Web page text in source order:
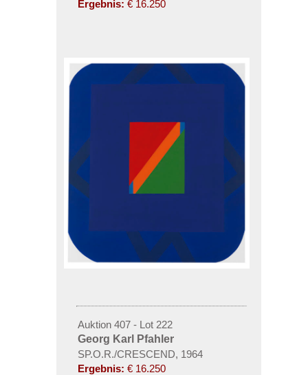
Ergebnis: € 16.250
Auktion 407 - Lot 222
Georg Karl Pfahler
SP.O.R./CRESCEND, 1964
Ergebnis: € 16.250